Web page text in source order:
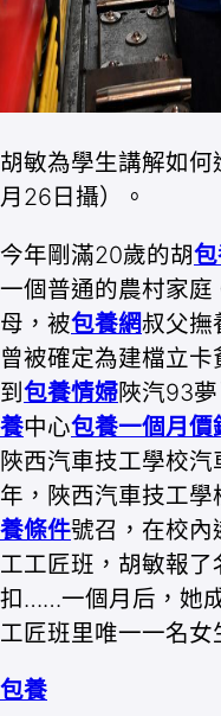
胡敏為學生講解如何
月26日攝）。
今年剛滿20歲的胡
一個普通的農村家
母，被包養網叔父撫
曾被確定為建檔立卡
到 包養情婦陜汽93
養中心包養一個月價
陜西汽車技工學校
年，陜西汽車技工
養條件號召，在校內
工工匠班，胡敏報
扣……一個月后，她
工匠班里唯一一名女
包養